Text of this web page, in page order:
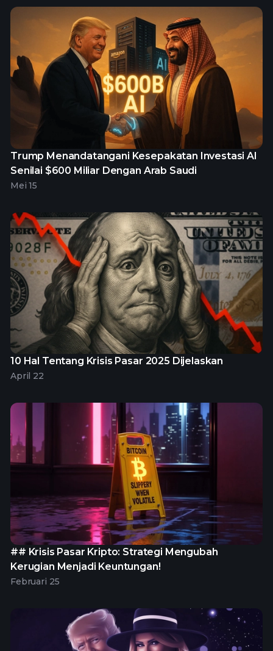
Trump Menandatangani Kesepakatan Investasi AI
Senilai $600 Miliar Dengan Arab Saudi
Mei 15
10 Hal Tentang Krisis Pasar 2025 Dijelaskan
April 22
## Krisis Pasar Kripto: Strategi Mengubah
Kerugian Menjadi Keuntungan!
Februari 25